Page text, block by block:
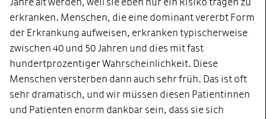
erkranken. Menschen, die eine dominant vererbt Form
der Erkrankung aufweisen, erkranken typischerweise
zwischen 40 und 50 Jahren und dies mit fast
hundertprozentiger Wahrscheinlichkeit. Diese
Menschen versterben dann auch sehr früh. Das ist oft
sehr dramatisch, und wir müssen diesen Patientinnen
und Patienten enorm dankbar sein, dass sie sich